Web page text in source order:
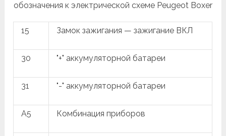
обозначения к электрической схеме Peugeot Boxer
15 Замок зажигания — зажигание ВКЛ
30 "+" аккумуляторной батареи
31 "-" аккумуляторной батареи
A5 Комбинация приборов